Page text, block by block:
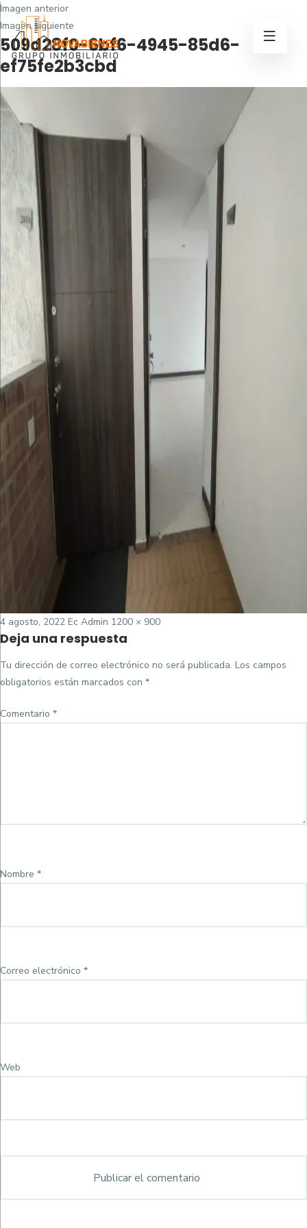
Imagen anterior
Imagen siguiente
509d28f0-6bf6-4945-85d6-
ef75fe2b3cbd
Posted
on
4 agosto, 2022 Ec Admin Tamaño
completo
1200 × 900
Deja una respuesta
Tu dirección de correo electrónico no será publicada. Los campos
obligatorios están marcados con *
Comentario *
Nombre *
Correo electrónico *
Web